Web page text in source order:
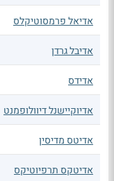
אדיאל פרמסוטיקלס
אדיבל גרדן
אדידס
אדיוקיישנל דיוולופמנט
אדיטס מדיסין
אדיטקס תרפיוטיקס